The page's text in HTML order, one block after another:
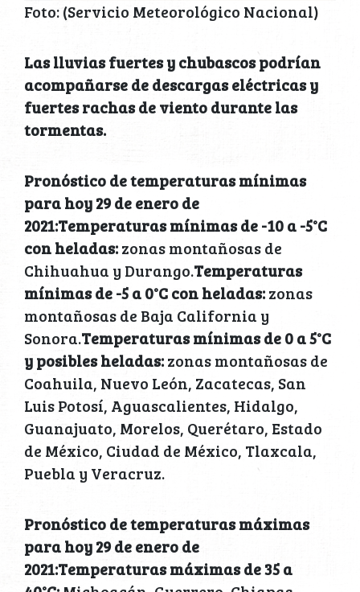
Foto: (Servicio Meteorológico Nacional)
Las lluvias fuertes y chubascos podrían
acompañarse de descargas eléctricas y
fuertes rachas de viento durante las
tormentas.
Pronóstico de temperaturas mínimas
para hoy 29 de enero de
2021:Temperaturas mínimas de -10 a -5°C
con heladas:zonas montañosas de
Chihuahua y Durango.Temperaturas
mínimas de -5 a 0°C con heladas:zonas
montañosas de Baja California y
Sonora.Temperaturas mínimas de 0 a 5°C
y posibles heladas:zonas montañosas de
Coahuila, Nuevo León, Zacatecas, San
Luis Potosí, Aguascalientes, Hidalgo,
Guanajuato, Morelos, Querétaro, Estado
de México, Ciudad de México, Tlaxcala,
Puebla y Veracruz.
Pronóstico de temperaturas máximas
para hoy 29 de enero de
2021:Temperaturas máximas de 35 a